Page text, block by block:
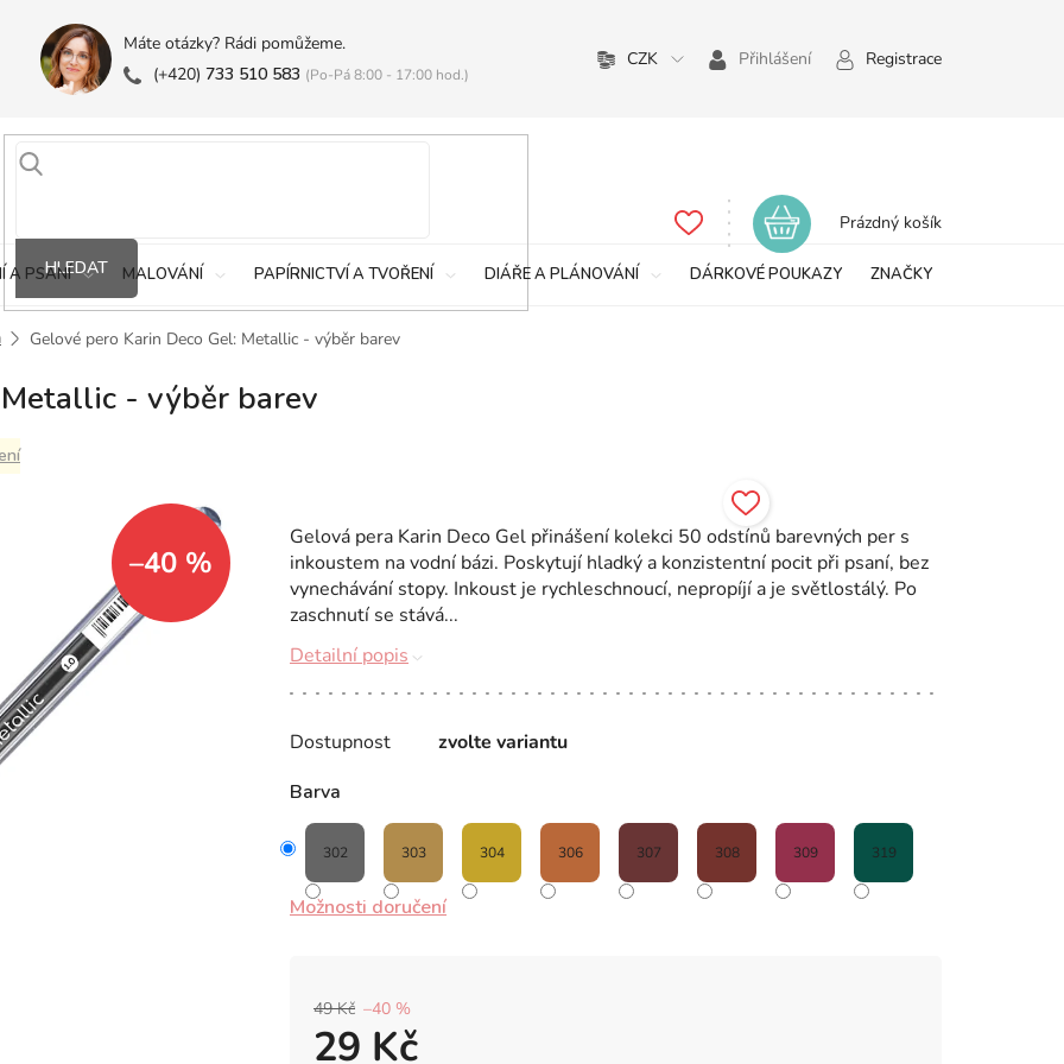
Máte otázky? Rádi pomůžeme.
(+420) 733 510 583 (Po-Pá 8:00 - 17:00 hod.)
CZK Přihlášení Registrace
HLEDAT
Nákupní
Prázdný košík
A PSANÍ MALOVÁNÍ PAPÍRNICTVÍ A TVOŘENÍ DIÁŘE A PLÁNOVÁNÍ DÁRKOVÉ POUKAZY ZNAČKY
Gelové pero Karin Deco Gel: Metallic - výběr barev
- výběr barev
–40 %
Dostupnost zvolte variantu
49 Kč –40 %
29 Kč
Barva
302 303 304 306 307 308 309 319
Možnosti doručení
Gelová pera Karin Deco Gel přinášení kolekci 50 odstínů barevných per s
inkoustem na vodní bázi. Poskytují hladký a konzistentní pocit při psaní, bez
vynechávání stopy. Inkoust je rychleschnoucí, nepropíjí a je světlostálý. Po
zaschnutí se stává...
Detailní popis